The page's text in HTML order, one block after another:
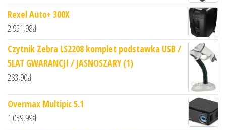
Rexel Auto+ 300X
2 951,98zł
Czytnik Zebra LS2208 komplet podstawka USB /
5LAT GWARANCJI / JASNOSZARY (1)
283,90zł
Overmax Multipic 5.1
1 059,99zł